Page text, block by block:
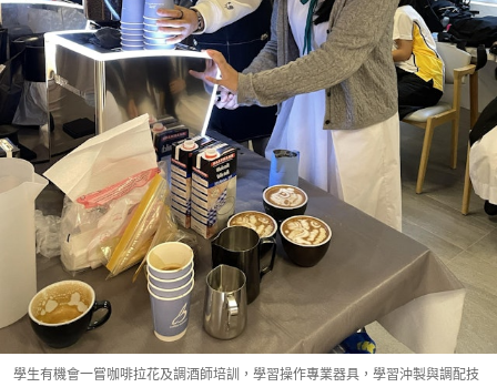
學生有機會一嘗咖啡拉花及調酒師培訓，學習操作專業器具，學習沖製與調配技